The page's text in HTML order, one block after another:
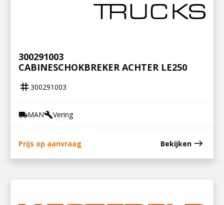
300291003
CABINESCHOKBREKER ACHTER LE250
tag 300291003
local_shippingMANbuildVering
Prijs op aanvraag Bekijken east